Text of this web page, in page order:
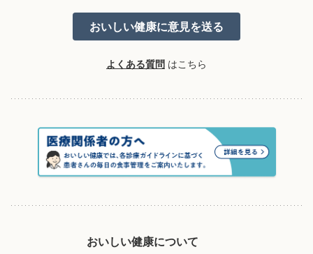
よくある質問 はこちら
おいしい健康について